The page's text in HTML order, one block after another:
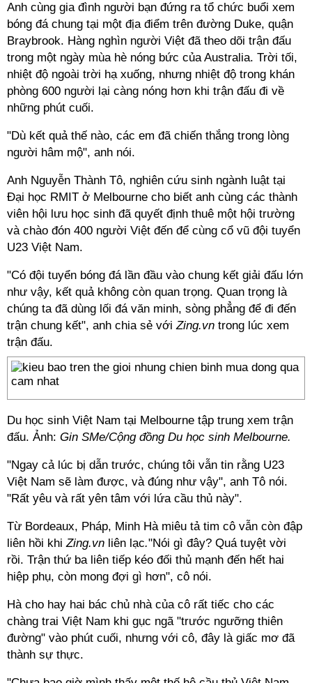
Anh cùng gia đình người bạn đứng ra tổ chức buổi xem
bóng đá chung tại một địa điểm trên đường Duke, quận
Braybrook. Hàng nghìn người Việt đã theo dõi trận đấu
trong một ngày mùa hè nóng bức của Australia. Trời tối,
nhiệt độ ngoài trời hạ xuống, nhưng nhiệt độ trong khán
phòng 600 người lại càng nóng hơn khi trận đấu đi về
những phút cuối.
"Dù kết quả thế nào, các em đã chiến thắng trong lòng
người hâm mộ", anh nói.
Anh Nguyễn Thành Tô, nghiên cứu sinh ngành luật tại
Đại học RMIT ở Melbourne cho biết anh cùng các thành
viên hội lưu học sinh đã quyết định thuê một hội trường
và chào đón 400 người Việt đến để cùng cổ vũ đội tuyển
U23 Việt Nam.
"Có đội tuyển bóng đá lần đầu vào chung kết giải đấu lớn
như vậy, kết quả không còn quan trọng. Quan trọng là
chúng ta đã dùng lối đá văn minh, sòng phẳng để đi đến
trận chung kết", anh chia sẻ vớiZing.vn trong lúc xem
trận đấu.
Du học sinh Việt Nam tại Melbourne tập trung xem trận
đấu. Ảnh: Gin SMe/Cộng đồng Du học sinh Melbourne.
"Ngay cả lúc bị dẫn trước, chúng tôi vẫn tin rằng U23
Việt Nam sẽ làm được, và đúng như vậy", anh Tô nói.
"Rất yêu và rất yên tâm với lứa cầu thủ này".
Từ Bordeaux, Pháp, Minh Hà miêu tả tim cô vẫn còn đập
liên hồi khiZing.vn liên lạc."Nói gì đây? Quá tuyệt vời
rồi. Trận thứ ba liên tiếp kéo đối thủ mạnh đến hết hai
hiệp phụ, còn mong đợi gì hơn", cô nói.
Hà cho hay hai bác chủ nhà của cô rất tiếc cho các
chàng trai Việt Nam khi gục ngã "trước ngưỡng thiên
đường" vào phút cuối, nhưng với cô, đây là giấc mơ đã
thành sự thực.